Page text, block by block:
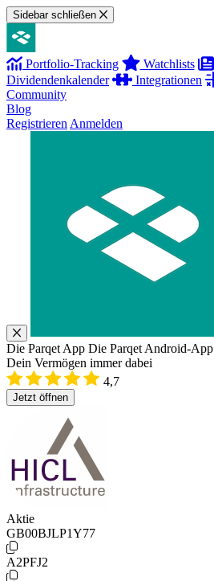
Sidebar schließen
Portfolio-Tracking Watchlists
Dividendenkalender
Integrationen
Community
Blog
Registrieren Anmelden
Die Parqet App Die Parqet Android-App
Dein Vermögen immer dabei
4,7
Jetzt öffnen
Aktie
GB00BJLP1Y77
A2PFJ2